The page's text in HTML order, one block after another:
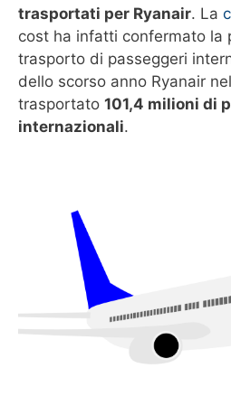
trasportati per Ryanair. La
cost ha infatti confermato la
trasporto di passeggeri
dello scorso anno Ryanair
trasportato 101,4 milioni di
internazionali.